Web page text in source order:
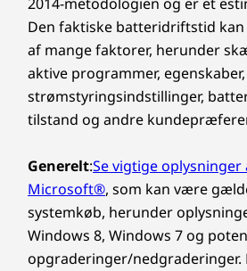
Den faktiske batteridriftstid
af mange faktorer, herunder
aktive programmer, egenskaber,
strømstyringsindstillinger,
tilstand og andre
Generelt:Se vigtige oplysninger
Microsoft®, som kan være
systemkøb, herunder
Windows 8, Windows 7 og
opgraderinger/nedgraderinger.